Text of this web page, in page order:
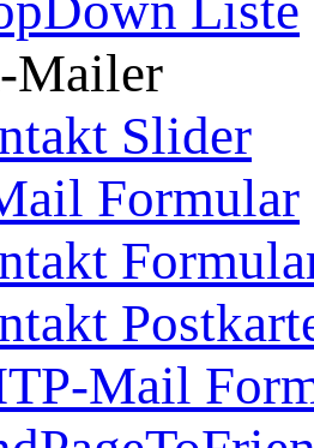
Mailer
Slider
Formular
Mail